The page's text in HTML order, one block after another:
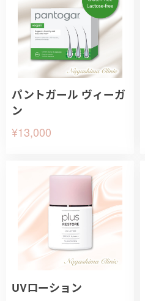
パントガール ヴィーガ
ン
¥13,000
UVローション